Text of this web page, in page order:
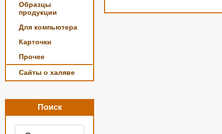
Образцы
продукции
Для компьютера
Карточки
Прочее
Сайты о халяве
Поиск